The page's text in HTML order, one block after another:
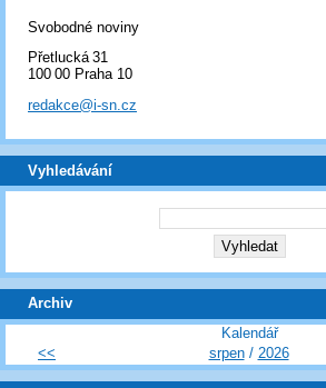
Svobodné noviny
Přetlucká 31
100 00 Praha 10
redakce@i-sn.cz
Vyhledávání
Archiv
Kalendář
<<
srpen/ 2026